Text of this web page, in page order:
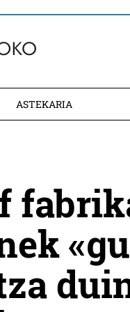
ASTEKARIA